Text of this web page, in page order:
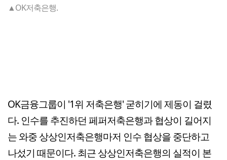
▲OK저축은행.
OK금융그룹이 '1위 저축은행' 굳히기에 제동이 걸렸
다. 인수를 추진하던 페퍼저축은행과 협상이 길어지
는 와중 상상인저축은행마저 인수 협상을 중단하고
나섰기 때문이다. 최근 상상인저축은행의 실적이 본